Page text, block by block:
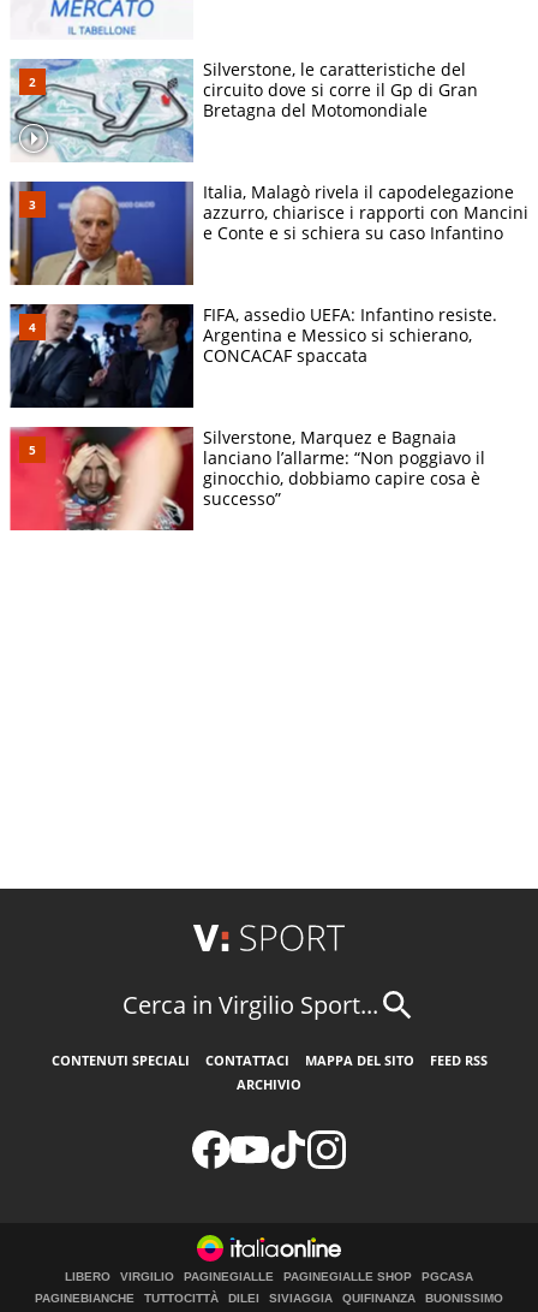
Silverstone, le caratteristiche del
circuito dove si corre il Gp di Gran
Bretagna del Motomondiale
Italia, Malagò rivela il capodelegazione
azzurro, chiarisce i rapporti con Mancini
e Conte e si schiera su caso Infantino
FIFA, assedio UEFA: Infantino resiste.
Argentina e Messico si schierano,
CONCACAF spaccata
Silverstone, Marquez e Bagnaia
lanciano l’allarme: “Non poggiavo il
ginocchio, dobbiamo capire cosa è
successo”
Cerca in Virgilio Sport...
CONTENUTI SPECIALI CONTATTACI MAPPA DEL SITO
FEED RSS
ARCHIVIO
LIBERO VIRGILIO PAGINEGIALLE PAGINEGIALLE SHOP
PGCASA
PAGINEBIANCHE
TUTTOCITTÀ DILEI SIVIAGGIA QUIFINANZA BUONISSIMO